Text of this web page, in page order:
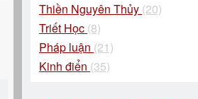
Thiền Nguyên Thủy (20)
Triết Học (8)
Pháp luận (21)
Kinh điển (35)